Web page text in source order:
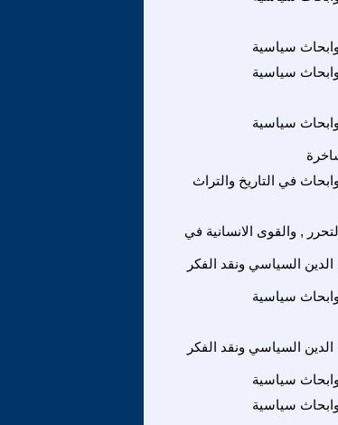
سياسية
سياسية
سياسية
في التاريخ والتراث
, والقوى الانسانية في
الدين السياسي ونقد الفكر
سياسية
الدين السياسي ونقد الفكر
سياسية
سياسية